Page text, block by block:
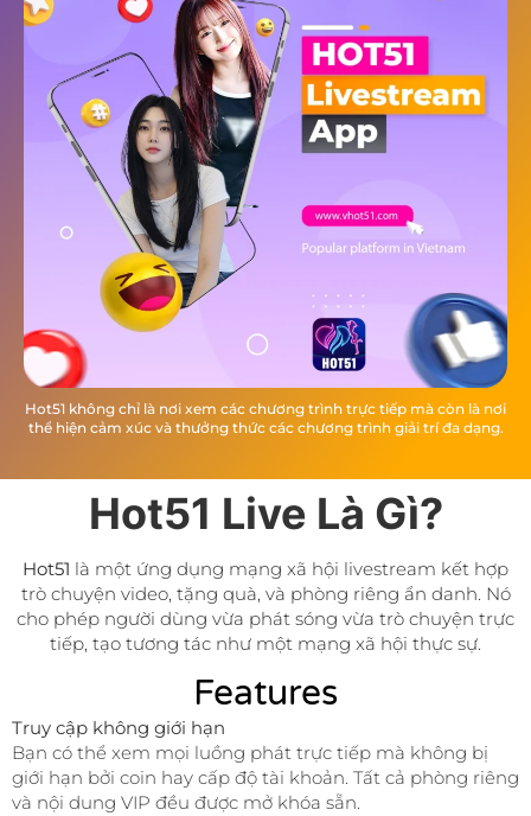
Hot51 không chỉ là nơi xem các chương trình trực tiếp mà còn là nơi
thể hiện cảm xúc và thưởng thức các chương trình giải trí đa dạng.
Hot51 Live Là Gì?
Hot51 là một ứng dụng mạng xã hội livestream kết hợp
trò chuyện video, tặng quà, và phòng riêng ẩn danh. Nó
cho phép người dùng vừa phát sóng vừa trò chuyện trực
tiếp, tạo tương tác như một mạng xã hội thực sự.
Features
Truy cập không giới hạn
Bạn có thể xem mọi luồng phát trực tiếp mà không bị
giới hạn bởi coin hay cấp độ tài khoản. Tất cả phòng riêng
và nội dung VIP đều được mở khóa sẵn.